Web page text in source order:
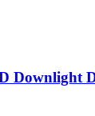
Downlight